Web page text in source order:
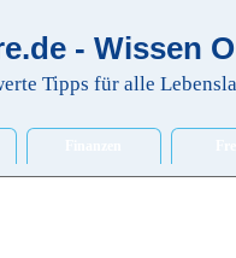
- Wissen
Tipps für alle